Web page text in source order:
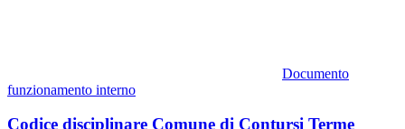
Documento
funzionamento interno
Codice disciplinare Comune di Contursi Terme